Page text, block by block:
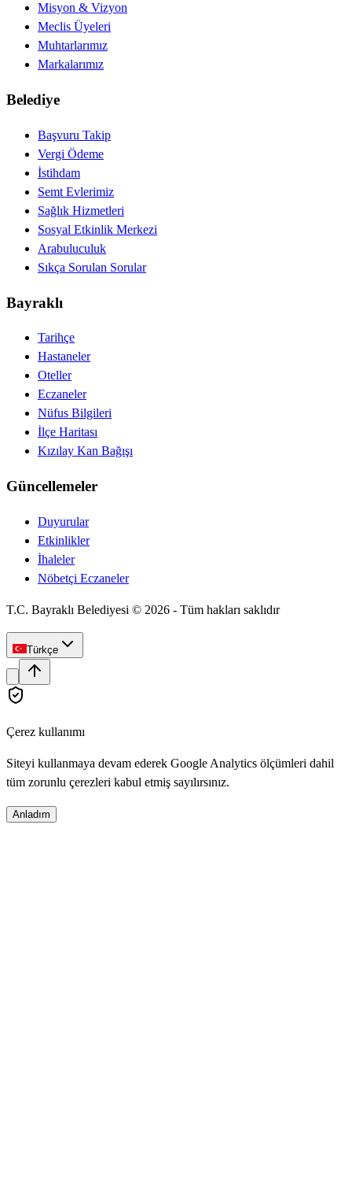
Misyon & Vizyon
Meclis Üyeleri
Muhtarlarımız
Markalarımız
Belediye
Başvuru Takip
Vergi Ödeme
İstihdam
Semt Evlerimiz
Sağlık Hizmetleri
Sosyal Etkinlik Merkezi
Arabuluculuk
Sıkça Sorulan Sorular
Bayraklı
Tarihçe
Hastaneler
Oteller
Eczaneler
Nüfus Bilgileri
İlçe Haritası
Kızılay Kan Bağışı
Güncellemeler
Duyurular
Etkinlikler
İhaleler
Nöbetçi Eczaneler
T.C. Bayraklı Belediyesi © 2026 - Tüm hakları saklıdır
Türkçe
Çerez kullanımı
Siteyi kullanmaya devam ederek Google Analytics ölçümleri dahil
tüm zorunlu çerezleri kabul etmiş sayılırsınız.
Anladım